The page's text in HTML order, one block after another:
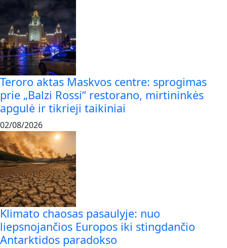
Teroro aktas Maskvos centre: sprogimas
prie „Balzi Rossi“ restorano, mirtininkės
apgulė ir tikrieji taikiniai
02/08/2026
Klimato chaosas pasaulyje: nuo
liepsnojančios Europos iki stingdančio
Antarktidos paradokso